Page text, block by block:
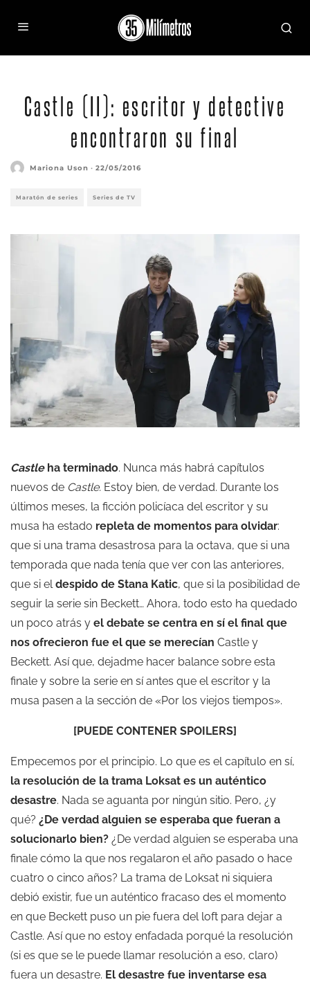
Castle (II): escritor y detective
encontraron su final
Mariona Uson · 22/05/2016
Maratón de series Series de TV
Castleha terminado. Nunca más habrá capítulos
nuevos de Castle. Estoy bien, de verdad. Durante los
últimos meses, la ficción policíaca del escritor y su
musa ha estado repleta de momentos para olvidar:
que si una trama desastrosa para la octava, que si una
temporada que nada tenía que ver con las anteriores,
que si eldespido de Stana Katic, que si la posibilidad de
seguir la serie sin Beckett… Ahora, todo esto ha quedado
un poco atrás y el debate se centra en sí el final que
nos ofrecieron fue el que se merecían Castle y
Beckett. Así que, dejadme hacer balance sobre esta
finale y sobre la serie en sí antes que el escritor y la
musa pasen a la sección de «Por los viejos tiempos».
[PUEDE CONTENER SPOILERS]
Empecemos por el principio. Lo que es el capítulo en sí,
la resolución de la trama Loksat es un auténtico
desastre. Nada se aguanta por ningún sitio. Pero, ¿y
qué? ¿De verdad alguien se esperaba que fueran a
solucionarlo bien? ¿De verdad alguien se esperaba una
finale cómo la que nos regalaron el año pasado o hace
cuatro o cinco años? La trama de Loksat ni siquiera
debió existir, fue un auténtico fracaso des el momento
en que Beckett puso un pie fuera del loft para dejar a
Castle. Así que no estoy enfadada porqué la resolución
(si es que se le puede llamar resolución a eso, claro)
fuera un desastre. El desastre fue inventarse esa